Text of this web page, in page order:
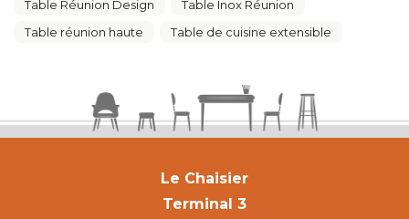
Table Réunion Design
Table Inox Réunion
Table réunion haute
Table de cuisine extensible
Le Chaisier
Terminal 3